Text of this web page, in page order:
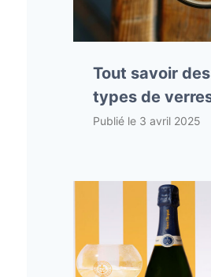
Tout savoir
types de
Publié le 3 avril 2025